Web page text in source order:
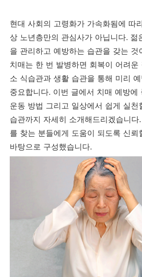
현대 사회의 고령화가 가속화됨에 따
상 노년층만의 관심사가 아닙니다. 젊
을 관리하고 예방하는 습관을 갖는 것
치매는 한 번 발병하면 회복이 어려운
소 식습관과 생활 습관을 통해 미리
중요합니다. 이번 글에서 치매 예방에
운동 방법 그리고 일상에서 쉽게 실
습관까지 자세히 소개해드리겠습니
를 찾는 분들에게 도움이 되도록 신뢰
바탕으로 구성했습니다.